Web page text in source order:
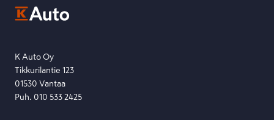
Etsi toimipiste
K Auto Oy
Tikkurilantie 123
01530 Vantaa
Puh. 010 533 2425